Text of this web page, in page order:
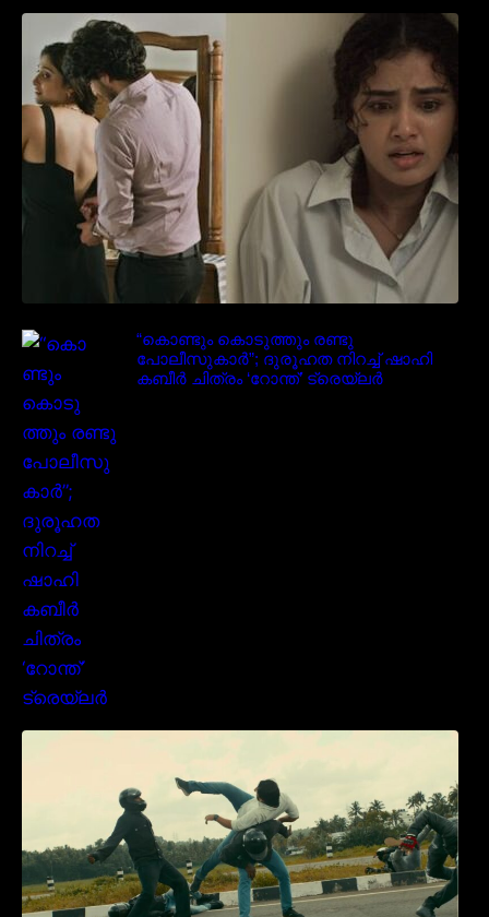
‘മരീചിക’യുമായി അനുപമ പരമേശ്വരൻ;
മിസ്റ്ററി ത്രില്ലർ ട്രെയിലർ
വൈറലാകുന്നു..
“കൊണ്ടും കൊടുത്തും രണ്ടു
പോലീസുകാർ”; ദുരൂഹത നിറച്ച് ഷാഹി
കബീർ ചിത്രം ‘റോന്ത്’ ട്രെയ്‌ലർ